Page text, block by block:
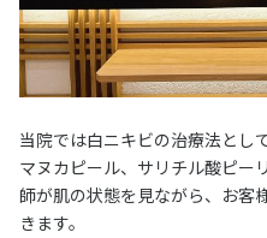
当院では白ニキビの治療法とし
マヌカピール、サリチル酸ピー
師が肌の状態を見ながら、お客
きます。